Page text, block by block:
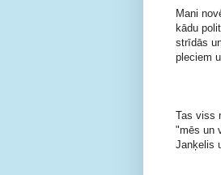
Mani
kādu
strīdās
pleciem
Tas viss
"mēs un
Janķelis